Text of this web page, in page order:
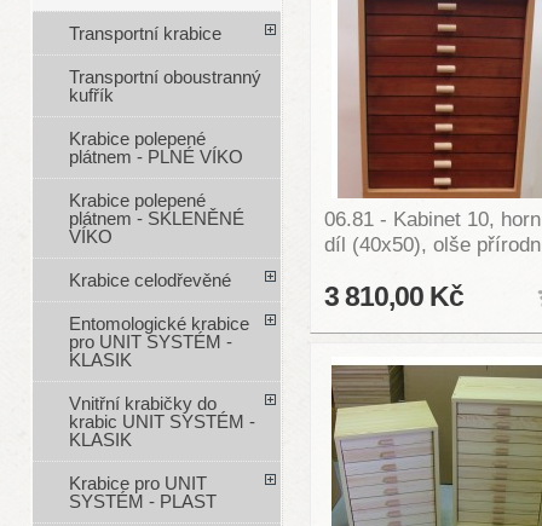
06.81 - Kabinet 10,
díl (40x50), olše
3 810,00 Kč
Transportní krabice
Transportní oboustranný
kufřík
Krabice polepené
plátnem - PLNÉ VÍKO
Krabice polepené
plátnem - SKLENĚNÉ
VÍKO
Krabice celodřevěné
Entomologické krabice
pro UNIT SYSTÉM -
KLASIK
Vnitřní krabičky do
krabic UNIT SYSTÉM -
KLASIK
Krabice pro UNIT
SYSTÉM - PLAST